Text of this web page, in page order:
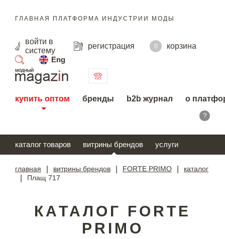
ГЛАВНАЯ ПЛАТФОРМА ИНДУСТРИИ МОДЫ
войти в
систему
регистрация 0
корзина
Eng
поиск
купить оптом бренды b2b журнал о
?
каталог товаров витрины брендов услуги
главная витрины брендов FORTE PRIMO каталог
Плащ 717
КАТАЛОГ FORTE
PRIMO